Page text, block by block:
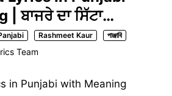
ਬਾਜਰੇ ਦਾ ਸਿੱਟਾ…
Rashmeet Kaur পাঞ্জাবি
Team
in Punjabi with Meaning